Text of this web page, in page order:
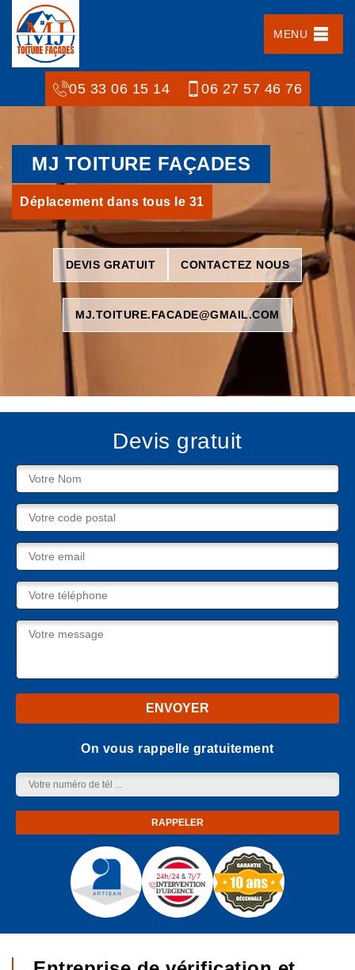
MENU
05 33 06 15 14 06 27 57 46 76
MJ TOITURE FAÇADES
Déplacement dans tous le 31
DEVIS GRATUIT CONTACTEZ NOUS
MJ.TOITURE.FACADE@GMAIL.COM
Devis gratuit
On vous rappelle gratuitement